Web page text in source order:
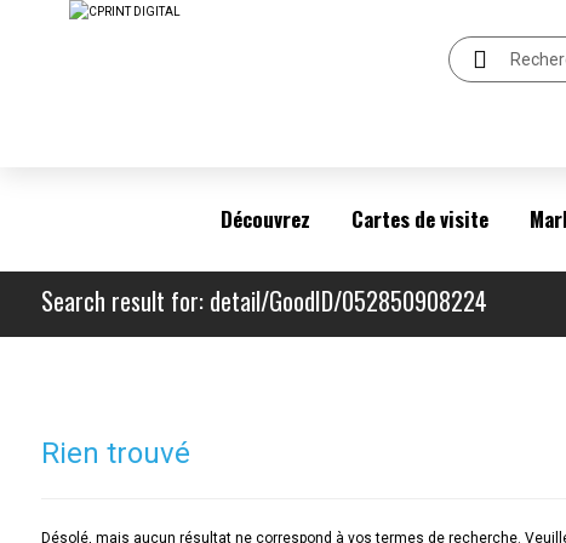
Découvrez Cartes de visite
Search result for: detail/GoodID/052850908224
Rien trouvé
Désolé, mais aucun résultat ne correspond à vos termes de recherche.